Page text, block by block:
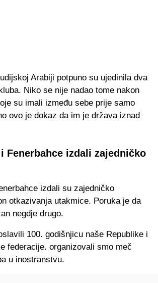
Arabiji potpuno su ujedinila dva
Niko se nije nadao tome nakon
su imali između sebe prije samo
ovo je dokaz da im je država iznad
Fenerbahce izdali zajedničko
izdali su zajedničko
otkazivanja utakmice. Poruka je da
negdje drugo.
100. godišnjicu naše Republike i
federacije. organizovali smo meč
u inostranstvu.